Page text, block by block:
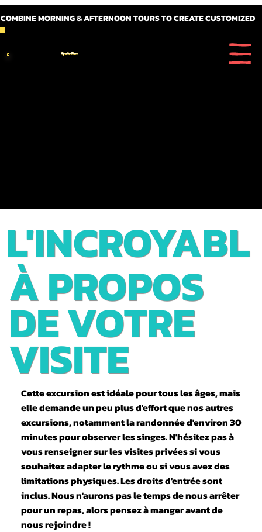
MORNING & AFTERNOON TOURS TO CREATE CUSTOMIZED
Kyoto Fun
L'INCROYABL
E
ARASHIYAM
A
À PROPOS
DE VOTRE
VISITE
Cette excursion est idéale pour tous les âges, mais
elle demande un peu plus d'effort que nos autres
excursions, notamment la randonnée d'environ 30
minutes pour observer les singes. N'hésitez pas à
vous renseigner sur les visites privées si vous
souhaitez adapter le rythme ou si vous avez des
limitations physiques. Les droits d'entrée sont
inclus. Nous n'aurons pas le temps de nous arrêter
pour un repas, alors pensez à manger avant de
nous rejoindre !